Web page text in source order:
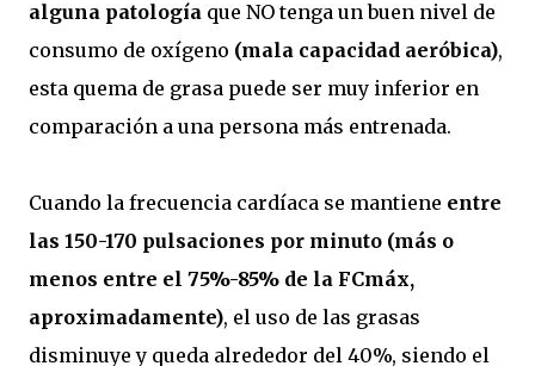
alguna patología que NO tenga un buen nivel de
consumo de oxígeno (mala capacidad aeróbica),
esta quema de grasa puede ser muy inferior en
comparación a una persona más entrenada.
Cuando la frecuencia cardíaca se mantiene entre
las 150-170 pulsaciones por minuto (más o
menos entre el 75%-85% de la FCmáx,
aproximadamente), el uso de las grasas
disminuye y queda alrededor del 40%, siendo el